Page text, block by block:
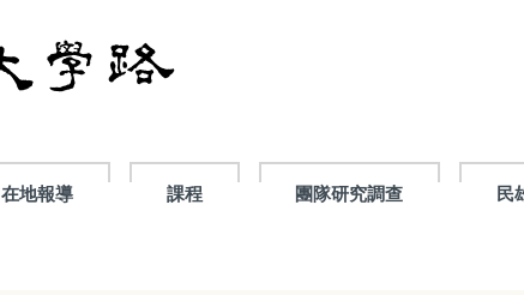
在地報導 課程 團隊研究調查 民